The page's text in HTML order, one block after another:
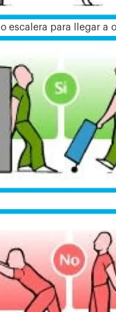
escalera para llegar a